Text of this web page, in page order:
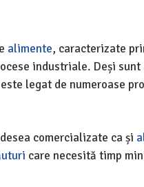
alimente, caracterizate
industriale. Deși sunt
legat de numeroase
comercializate ca și
care necesită timp